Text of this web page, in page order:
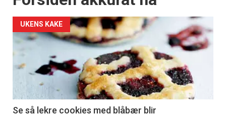
UKENS KAKE
Se så lekre cookies med blåbær blir